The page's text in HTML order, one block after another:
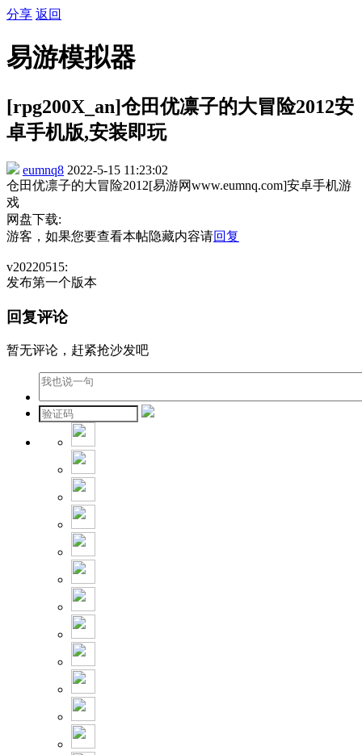
分享 返回
易游模拟器
[rpg200X_an]仓田优凛子的大冒险2012安
卓手机版,安装即玩
eumnq8 2022-5-15 11:23:02
仓田优凛子的大冒险2012[易游网www.eumnq.com]安卓手机游
戏
网盘下载:
游客，如果您要查看本帖隐藏内容请回复
v20220515:
发布第一个版本
回复评论
暂无评论，赶紧抢沙发吧